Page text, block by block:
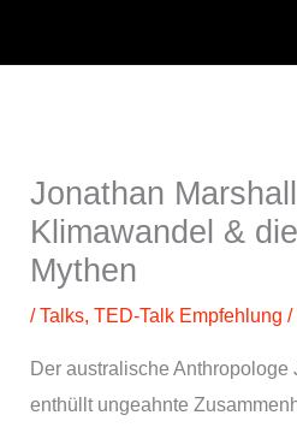
Jonathan
Klimawandel &
Mythen
/Talks,TED-Talk Empfehlung /
Der australische Anthropologe
enthüllt ungeahnte